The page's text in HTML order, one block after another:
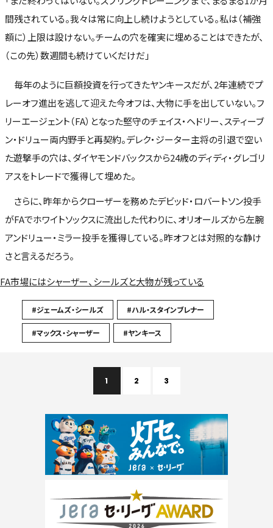
間残されている。我々は常に向上し続けようとしている。私は（補強
額に）上限は設けない。チームの穴を確実に埋めることはできたが、
（この先）数週間も続けていくだけだ」
毎年のように巨額投資を行ってきたヤンキースだが、2年連続でプ
レーオフ進出を逃して迎えた今オフは、大物に手を出していない。フ
リーエージェント（FA）となった堅守のチェイス・ヘドリー、スティーブ
ン・ドリュー両内野手と再契約。デレク・ジーター主将の引退で空い
た遊撃手の穴は、ダイヤモンドバックスから24歳のディディ・グレゴリ
アスをトレードで獲得して埋めた。
さらに、昨年からクローザーを務めたデビッド・ロバートソン投手
がFAでホワイトソックスに流出した代わりに、オリオールズから左腕
アンドリュー・ミラー投手を獲得している。昨オフとは対照的な静け
さと言えるだろう。
FA市場にはシャーザー、シールズと大物が残っている
#ジェームズ・シールズ #ハル・スタインブレナー
#マックス・シャーザー #ヤンキース
1 2 3